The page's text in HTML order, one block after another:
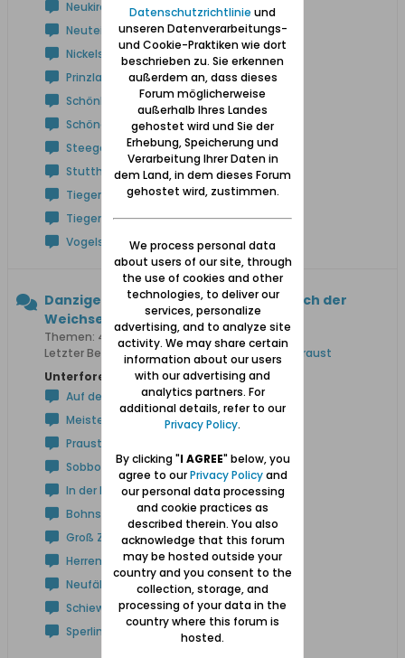
Neukirch
Neuteich
Nickelswalde
Prinzlaff
Schönbaum
Schöneberg
Steegen
Stutthof
Tiegenhof
Tiegenort
Vogelsang
Danziger Höhe und Niederung (westlich der
Weichsel)
Themen: 425 Beiträge: 3.577
Letzter Beitrag: Anton Rathkes Lebenswerk in Praust
Unterforen:
Auf der Höhe
Meisterswalde
Praust
Sobbowitz
In der Niederung
Bohnsack
Groß Zünder
Herrengrebin
Neufähr
Schiewenhorst
Sperlingsdorf
Datenschutzrichtlinie und
unseren Datenverarbeitungs-
und Cookie-Praktiken wie dort
beschrieben zu. Sie erkennen
außerdem an, dass dieses
Forum möglicherweise
außerhalb Ihres Landes
gehostet wird und Sie der
Erhebung, Speicherung und
Verarbeitung Ihrer Daten in
dem Land, in dem dieses Forum
gehostet wird, zustimmen.
We process personal data
about users of our site, through
the use of cookies and other
technologies, to deliver our
services, personalize
advertising, and to analyze site
activity. We may share certain
information about our users
with our advertising and
analytics partners. For
additional details, refer to our
Privacy Policy.
By clicking "I AGREE" below, you
agree to ourPrivacy Policyand
our personal data processing
and cookie practices as
described therein. You also
acknowledge that this forum
may be hosted outside your
country and you consent to the
collection, storage, and
processing of your data in the
country where this forum is
hosted.